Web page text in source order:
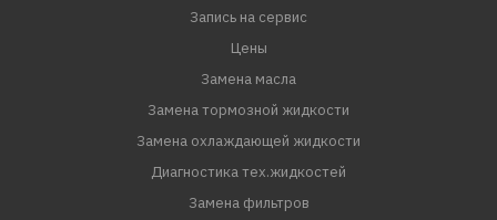
Запись на сервис
Цены
Замена масла
Замена тормозной жидкости
Замена охлаждающей жидкости
Диагностика тех.жидкостей
Замена фильтров